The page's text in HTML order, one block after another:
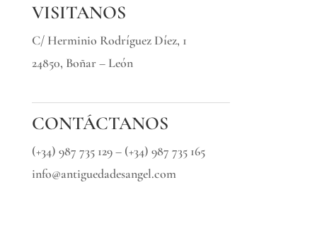
VISITANOS
C/ Herminio Rodríguez Díez, 1
24850, Boñar – León
CONTÁCTANOS
(+34) 987 735 129 – (+34) 987 735 165
info@antiguedadesangel.com